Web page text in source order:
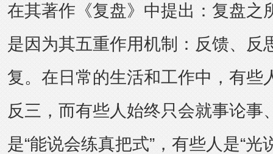
在其著作《复盘》中提出：复盘之
是因为其五重作用机制：反馈、反
复。在日常的生活和工作中，有些
反三，而有些人始终只会就事论事
是“能说会练真把式”，有些人是“光